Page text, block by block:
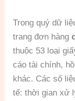
Trong quý dữ
trang đơn hàng
thuộc 53 loại
cáo tài chính,
khác. Các số
tế: thời gian xử